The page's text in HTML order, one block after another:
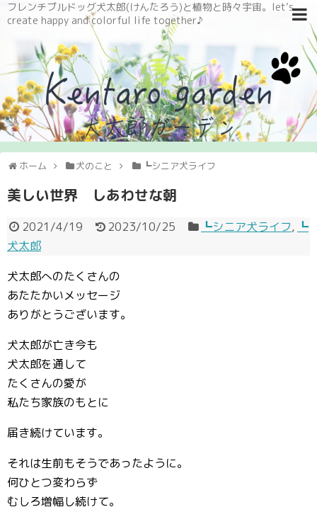
フレンチブルドッグ犬太郎(けんたろう)と植物と時々宇宙。let’s
create happy and colorful life together♪
ホーム 犬のこと ┗シニア犬ライフ
美しい世界 しあわせな朝
2021/4/19 2023/10/25 ┗シニア犬ライフ, ┗
犬太郎
犬太郎へのたくさんの
あたたかいメッセージ
ありがとうございます。
犬太郎が亡き今も
犬太郎を通して
たくさんの愛が
私たち家族のもとに
届き続けています。
それは生前もそうであったように。
何ひとつ変わらず
むしろ増幅し続けて。